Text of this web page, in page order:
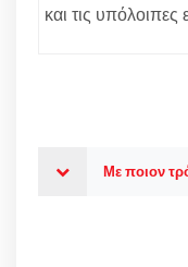
και τις υπόλοιπες
Με ποιον